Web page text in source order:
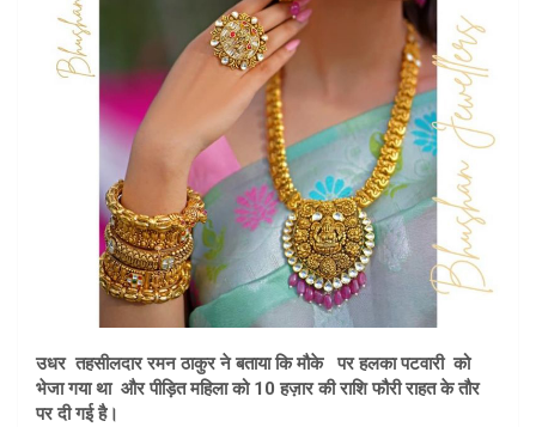
उधर तहसीलदार रमन ठाकुर ने बताया कि मौके पर हलका पटवारी को
भेजा गया था और पीड़ित महिला को 10 हज़ार की राशि फौरी राहत के तौर
पर दी गई है।